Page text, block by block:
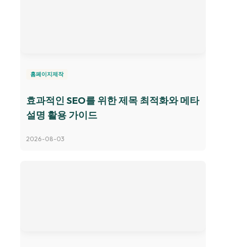
홈페이지제작
효과적인 SEO를 위한 제목 최적화와 메타
설명 활용 가이드
2026-08-03